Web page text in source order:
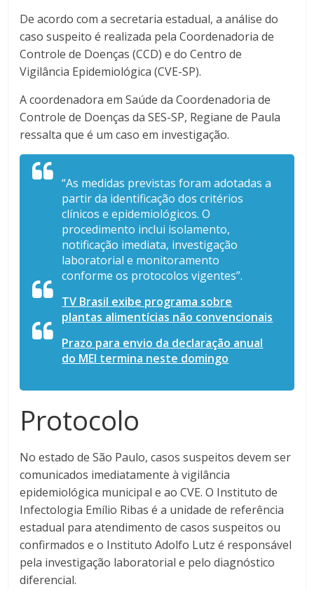
De acordo com a secretaria estadual, a análise do
caso suspeito é realizada pela Coordenadoria de
Controle de Doenças (CCD) e do Centro de
Vigilância Epidemiológica (CVE-SP).
A coordenadora em Saúde da Coordenadoria de
Controle de Doenças da SES-SP, Regiane de Paula
ressalta que é um caso em investigação.
“As medidas previstas foram adotadas a
partir da identificação dos critérios
clínicos e epidemiológicos. O
procedimento inclui isolamento,
notificação imediata, investigação
laboratorial e monitoramento
conforme os protocolos vigentes”.
TV Brasil exibe programa sobre
plantas alimentícias não convencionais
Prazo para envio da declaração anual
do MEI termina neste domingo
Protocolo
No estado de São Paulo, casos suspeitos devem ser
comunicados imediatamente à vigilância
epidemiológica municipal e ao CVE. O Instituto de
Infectologia Emílio Ribas é a unidade de referência
estadual para atendimento de casos suspeitos ou
confirmados e o Instituto Adolfo Lutz é responsável
pela investigação laboratorial e pelo diagnóstico
diferencial.